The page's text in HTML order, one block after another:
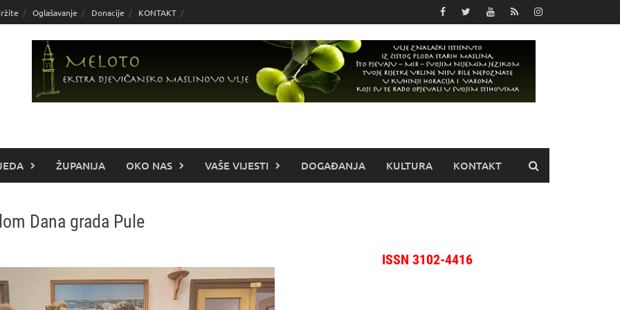
Oglašavanje Donacije KONTAKT
ŽUPANIJA OKO NAS VAŠE VIJESTI DOGAĐANJA KULTURA KONTAKT
Dana grada Pule
ISSN 3102-4416